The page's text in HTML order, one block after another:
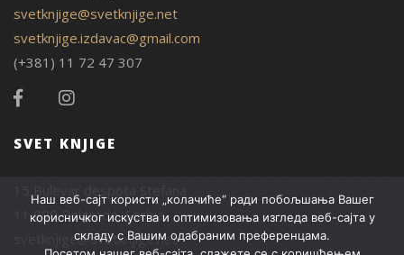
svetknjige@svetknjige.net
svetknjige.izdavac@gmail.com
(+381) 11 72 47 307
SVET KNJIGE
15 Bulevar despota Stefana
11 000 Belgrade, Serbia
svetknjige@svetknjige.net
Наш веб-сајт користи „колачиће“ ради побољшања Вашег
корисничког искуства и оптимизовања изгледа веб-сајта у
складу с Вашим одабраним преференцама.